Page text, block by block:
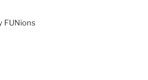
FUNions